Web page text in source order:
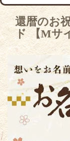
還暦のお
ド 【Mサ